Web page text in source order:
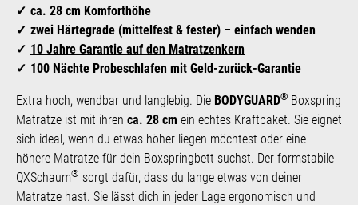
ca. 28 cm Komforthöhe
zwei Härtegrade (mittelfest & fester) – einfach wenden
10 Jahre Garantie auf den Matratzenkern
100 Nächte Probeschlafen mit Geld-zurück-Garantie
Extra hoch, wendbar und langlebig. Die BODYGUARD® Boxspring
Matratze ist mit ihren ca. 28 cm ein echtes Kraftpaket. Sie eignet
sich ideal, wenn du etwas höher liegen möchtest oder eine
höhere Matratze für dein Boxspringbett suchst. Der formstabile
QXSchaum® sorgt dafür, dass du lange etwas von deiner
Matratze hast. Sie lässt dich in jeder Lage ergonomisch und